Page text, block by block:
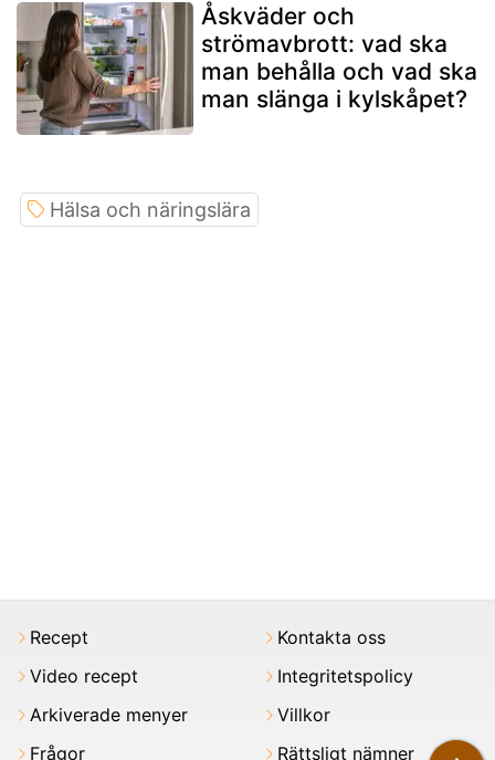
Åskväder och
strömavbrott: vad ska
man behålla och vad ska
man slänga i kylskåpet?
Hälsa och näringslära
Recept
Video recept
Arkiverade menyer
Frågor
Kontakta oss
Integritetspolicy
Villkor
Rättsligt nämner